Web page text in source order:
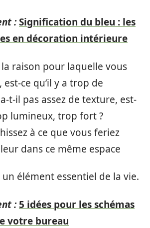
:Signification du bleu : les
en décoration intérieure
la raison pour laquelle vous
est-ce qu’il y a trop de
a-t-il pas assez de texture, est-
lumineux, trop fort ?
à ce que vous feriez
dans ce même espace
élément essentiel de la vie.
: 5 idées pour les schémas
votre bureau